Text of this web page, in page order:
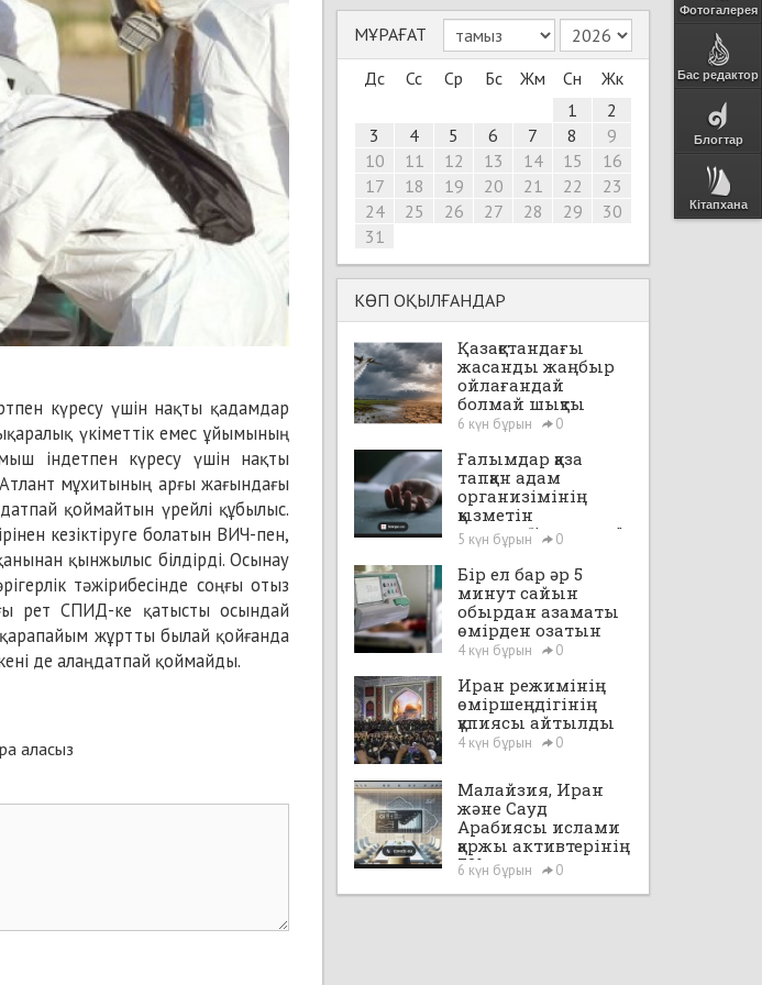
Фотогалерея
Бас редактор
Блогтар
Кітапхана
күресу үшін нақты қадамдар
үкіметтік емес ұйымының
індетпен күресу үшін нақты
мұхитының арғы жағындағы
қоймайтын үрейлі құбылыс.
кезіктіруге болатын ВИЧ-пен,
қынжылыс білдірді. Осынау
тәжірибесінде соңғы отыз
рет СПИД-ке қатысты осындай
жұртты былай қойғанда
де алаңдатпай қоймайды.
аласыз
МҰРАҒАТ
Дс
Сс Ср Бс Жм Сн
Жк
1
2
3
4 5 6 7 8
9
10
11 12 13 14 15
16
17
18 19 20 21 22
23
24
25 26 27 28 29
30
31
КӨП ОҚЫЛҒАНДАР
Қазақстандағы
жасанды жаңбыр
ойлағандай
болмай шықты
6 күн бұрын 0
Ғалымдар қаза
тапқан адам
организімінің
қызметін
уақытша“іске қосты”
5 күн бұрын 0
Бір ел бар әр 5
минут сайын
обырдан азаматы
өмірден озатын
4 күн бұрын 0
Иран режимінің
өміршеңдігінің
құпиясы айтылды
4 күн бұрын 0
Малайзия, Иран
және Сауд
Арабиясы ислами
қаржы активтерінің
72%-на ие
6 күн бұрын 0